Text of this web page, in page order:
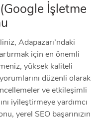
İşletme
Adapazarı’ndaki
için en önemli
yüksek kaliteli
düzenli olarak
ve etkileşimli
iyileştirmeye yardımcı
yerel SEO başarınızın